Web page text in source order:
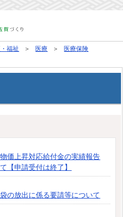
福祉 医療
医療保険
価上昇対応給付金の実績報告
【申請受付は終了】
の放出に係る要請等について